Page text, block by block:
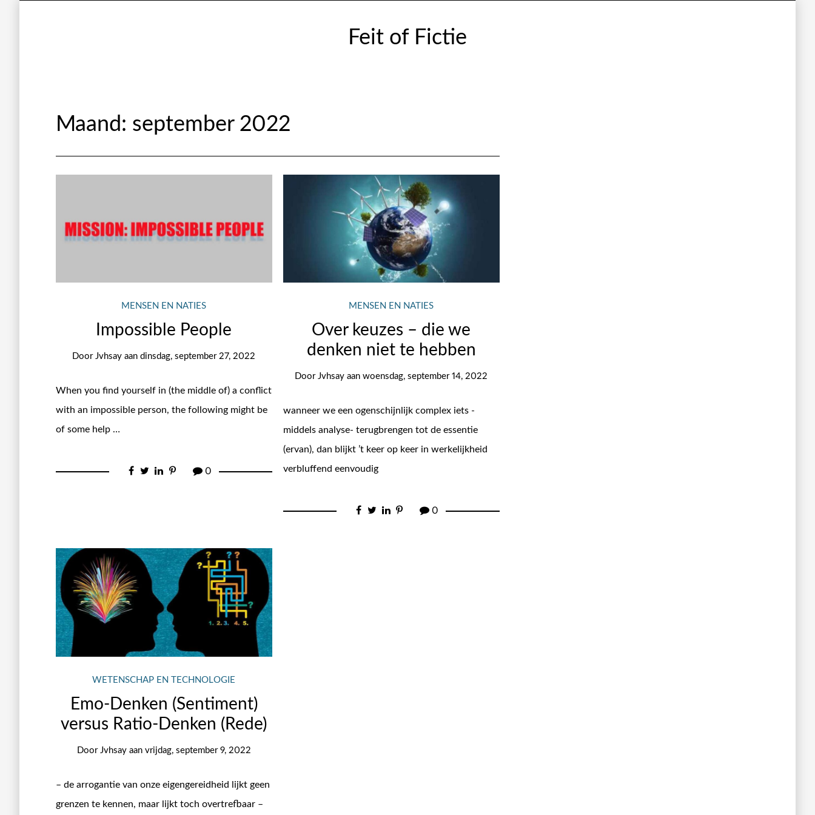
Feit of Fictie
Maand: september 2022
MENSEN EN NATIES
Impossible People
DoorJvhsay aandinsdag, september 27, 2022
When you find yourself in (the middle of) a conflict
with an impossible person, the following might be
of some help …
0
MENSEN EN NATIES
Over keuzes – die we
denken niet te hebben
DoorJvhsay aanwoensdag, september 14, 2022
wanneer we een ogenschijnlijk complex iets -
middels analyse- terugbrengen tot de essentie
(ervan), dan blijkt ’t keer op keer in werkelijkheid
verbluffend eenvoudig
0
WETENSCHAP EN TECHNOLOGIE
Emo-Denken (Sentiment)
versus Ratio-Denken (Rede)
Door Jvhsay aan vrijdag, september 9, 2022
– de arrogantie van onze eigengereidheid lijkt geen
grenzen te kennen, maar lijkt toch overtrefbaar –